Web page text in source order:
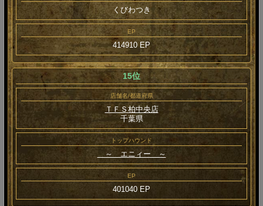
くびわつき
EP
414910 EP
15位
店舗名/都道府県
ＴＦＳ柏中央店
千葉県
トップハウンド
～ エニィー ～
EP
401040 EP